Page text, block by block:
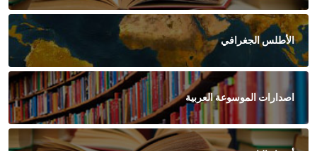
الأطلس الجغرافي
اصدارات الموسوعة العربية